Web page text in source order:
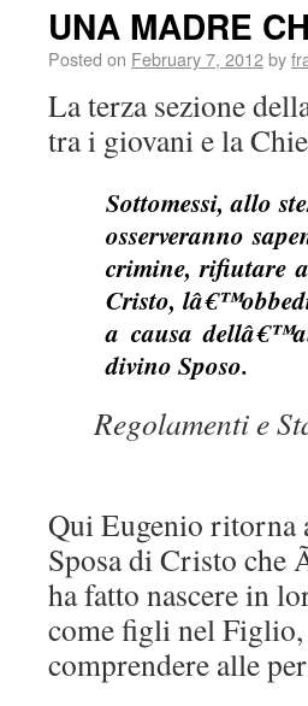
UNA MADRE
Posted on February 7, 2012by
La terza sezione
tra i giovani e la
Sottomessi, allo
osserveranno
crimine, rifiutare
Cristo,
a causa
divino Sposo.
Regolamenti e
Qui Eugenio ritorna
Sposa di Cristo che
ha fatto nascere in
come figli nel
comprendere alle